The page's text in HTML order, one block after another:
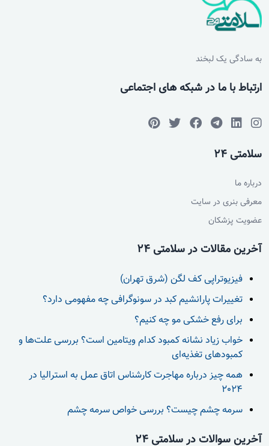
به سادگی یک لبخند
ارتباط با ما در شبکه های اجتماعی
سلامتی 24
درباره ما
معرفی بنری در سایت
عضویت پزشکان
آخرین مقالات در سلامتی 24
فیزیوتراپی کف لگن (شرق تهران)
تغییرات پارانشیم کبد در سونوگرافی چه مفهومی دارد؟
برای رفع خشکی مو چه کنیم؟
خواب زیاد نشانه کمبود کدام ویتامین است؟ بررسی علت‌ها و
کمبودهای تغذیه‌ای
همه چیز درباره مهاجرت کارشناس اتاق عمل به استرالیا در
2024
سرمه چشم چیست؟ بررسی خواص سرمه چشم
آخرین سوالات در سلامتی 24